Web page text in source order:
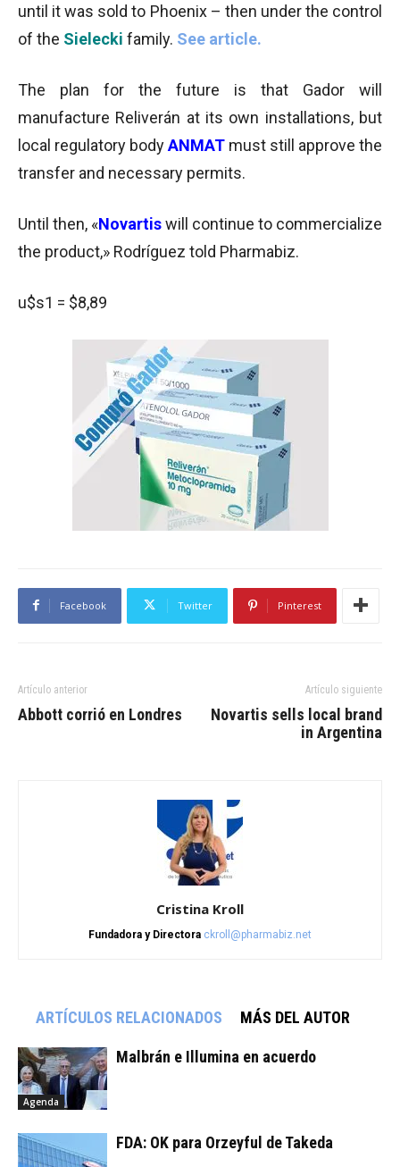
until it was sold to Phoenix – then under the control
of the Sielecki family. See article.
The plan for the future is that Gador will
manufacture Reliverán at its own installations, but
local regulatory bodyANMAT must still approve the
transfer and necessary permits.
Until then, «Novartiswill continue to commercialize
the product,» Rodríguez told Pharmabiz.
u$s1 = $8,89
Facebook Twitter Pinterest
Artículo anterior
Abbott corrió en Londres
Artículo siguiente
Novartis sells local brand
in Argentina
Cristina Kroll
Fundadora y Directora ckroll@pharmabiz.net
ARTÍCULOS RELACIONADOS MÁS DEL AUTOR
Agenda
Malbrán e Illumina en acuerdo
FDA: OK para Orzeyful de Takeda